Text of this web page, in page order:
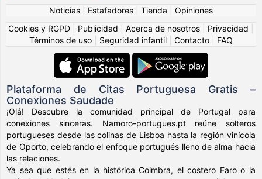
Noticias Estafadores Tienda
Opiniones
Cookies y RGPD
Publicidad Acerca de nosotros Privacidad
Términos de uso
Seguridad infantil Contacto FAQ
Plataforma de Citas Portuguesa Gratis –
Conexiones Saudade
¡Olá! Descubre la comunidad principal de Portugal para
conexiones sinceras. Namoro-portugues.pt reúne solteros
portugueses desde las colinas de Lisboa hasta la región vinícola
de Oporto, celebrando el enfoque portugués lleno de alma hacia
las relaciones.
Ya sea que estés en la histórica Coimbra, el costero Faro o la